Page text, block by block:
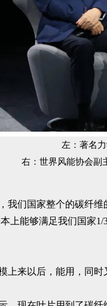
左：著名
右：世界风能协会副
我们国家整个的碳纤
上能够满足我们国家
来以后，能用，同